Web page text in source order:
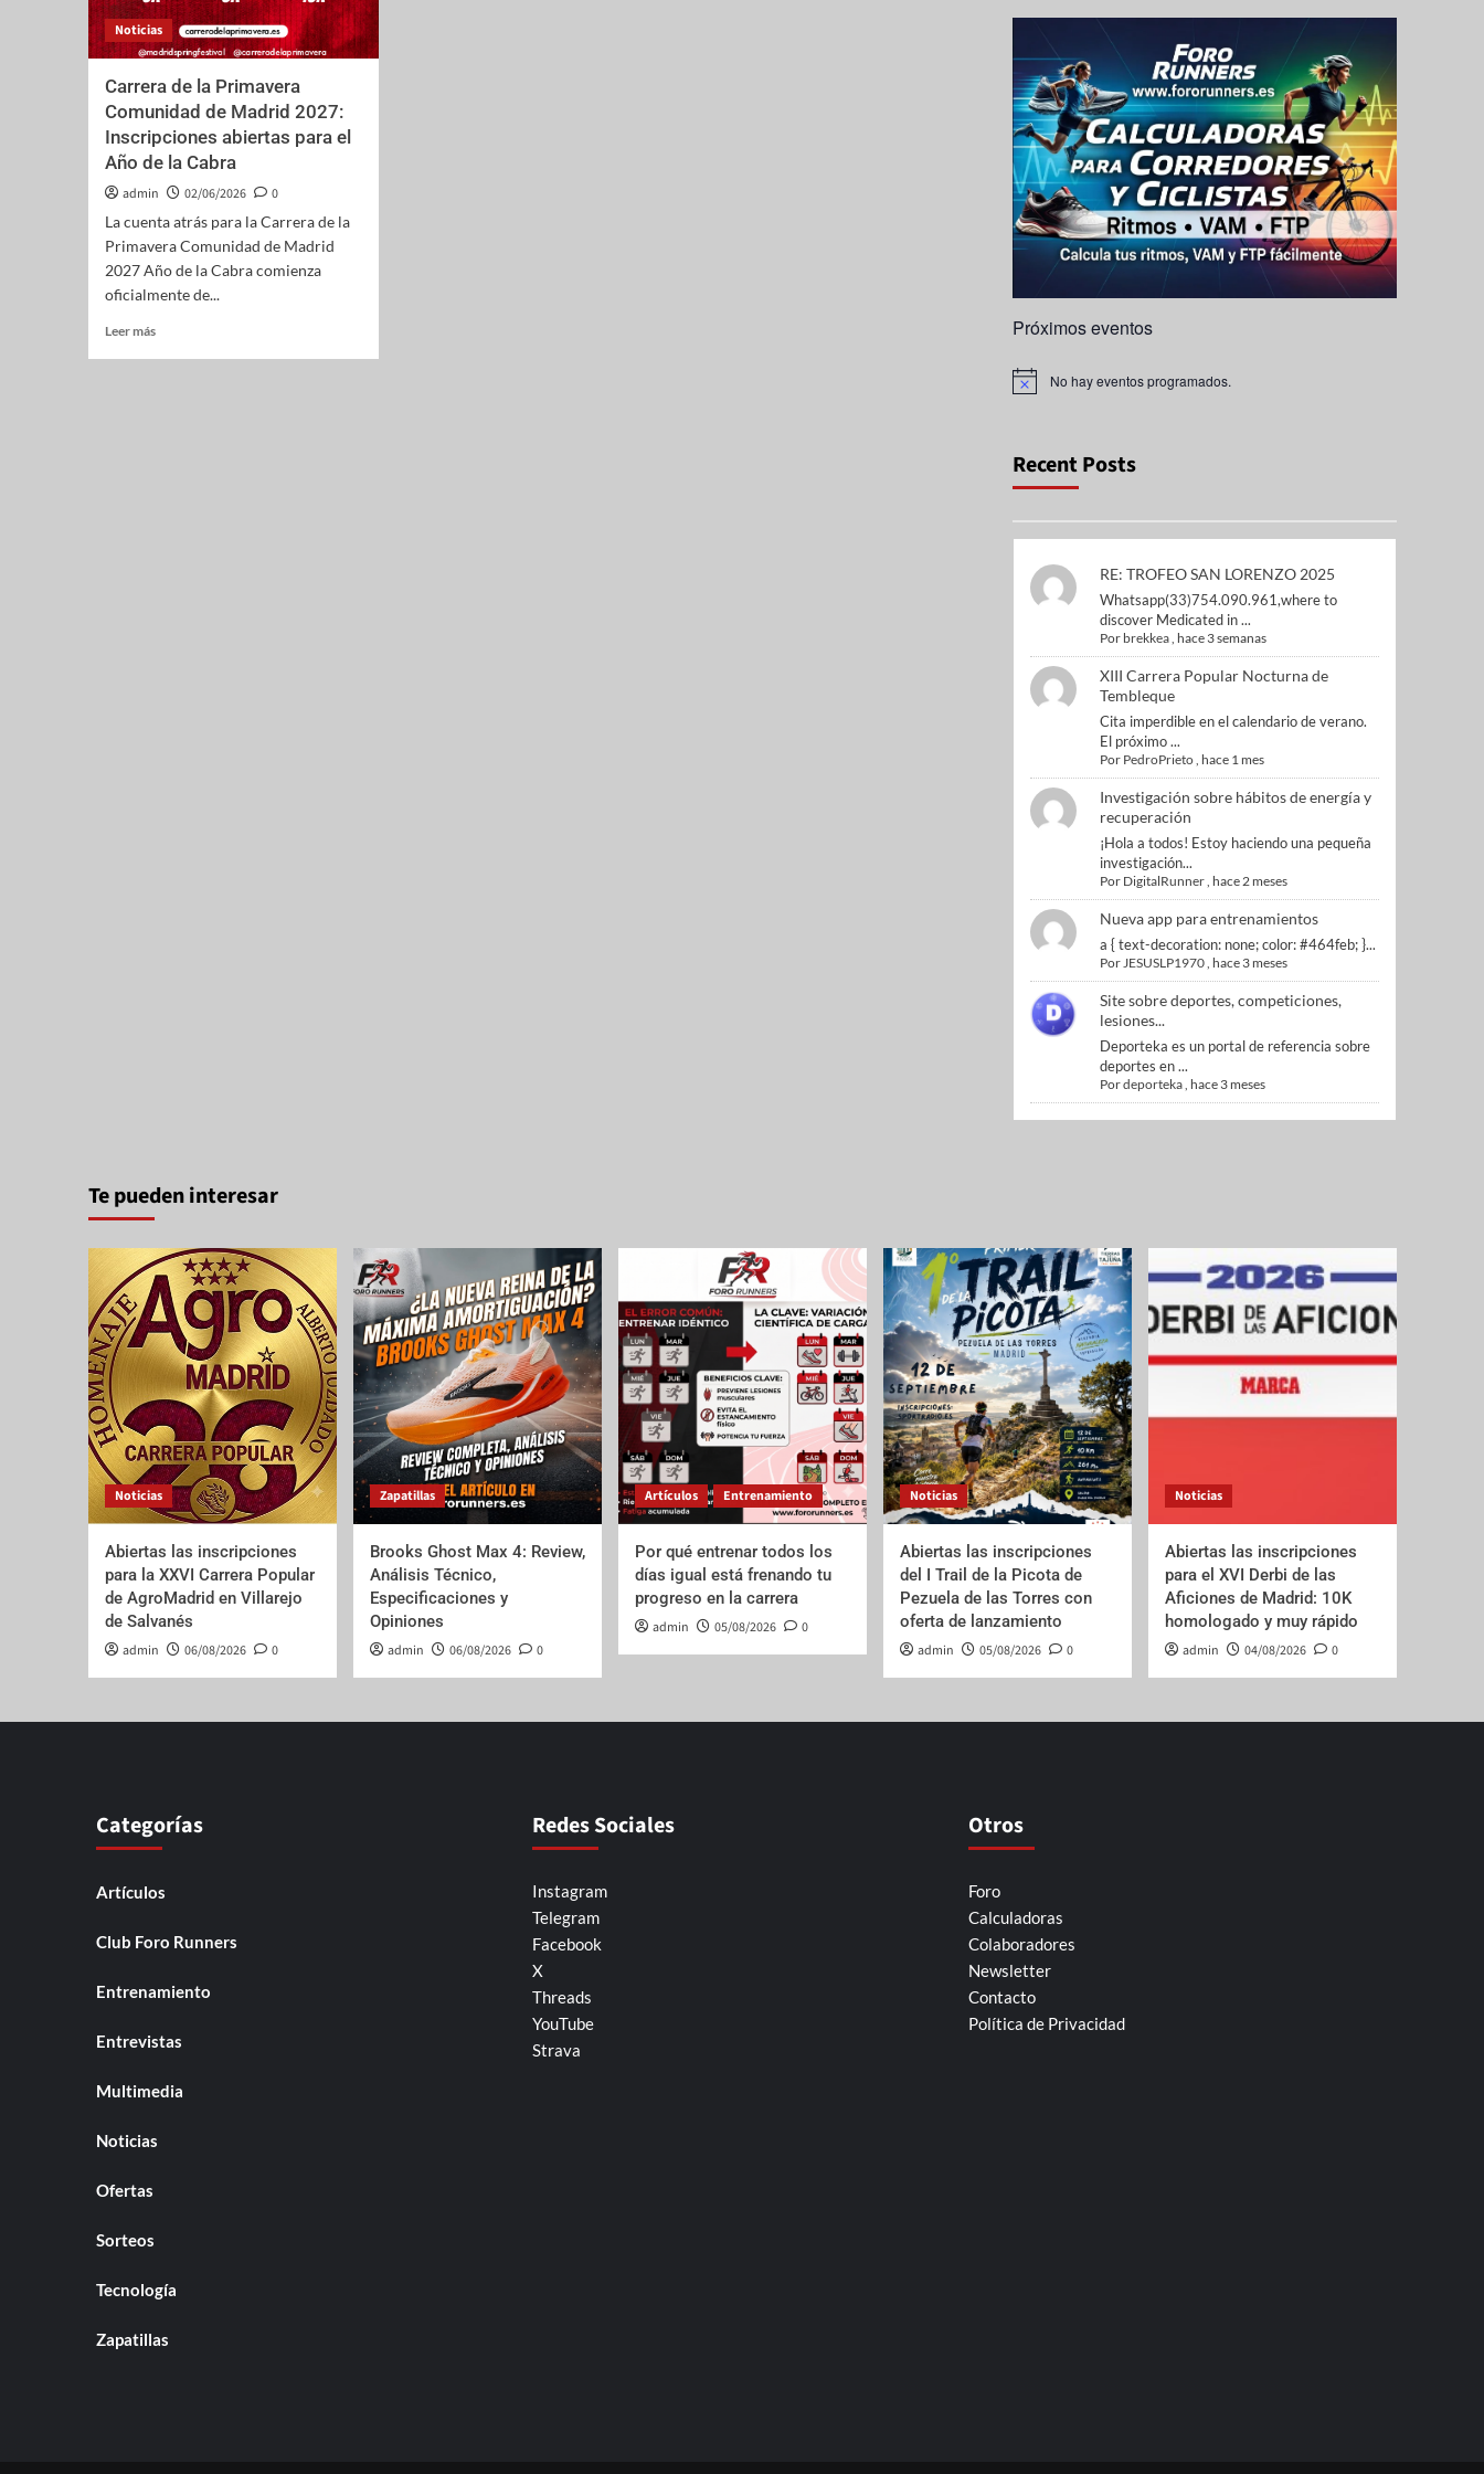
Noticias
Carrera de la Primavera
Comunidad de Madrid 2027:
Inscripciones abiertas para el
Año de la Cabra
admin 02/06/2026
0
La cuenta atrás para la Carrera de la
Primavera Comunidad de Madrid
2027 Año de la Cabra comienza
oficialmente de...
Leer más
k
a
ps
e
C
h
a
n
n
el
Próximos eventos
o
No hay eventos programados.
Recent Posts
RE: TROFEO SAN LORENZO 2025
Whatsapp(33)754.090.961,where to
discover Medicated in ...
Por brekkea, hace 3 semanas
XIII Carrera Popular Nocturna de
Tembleque
Cita imperdible en el calendario de verano.
El próximo ...
Por PedroPrieto, hace 1 mes
Investigación sobre hábitos de energía y
recuperación
¡Hola a todos! Estoy haciendo una pequeña
investigación...
Por DigitalRunner, hace 2 meses
Nueva app para entrenamientos
a { text-decoration: none; color: #464feb; }...
PorJESUSLP1970, hace 3 meses
Site sobre deportes, competiciones,
lesiones...
Deporteka es un portal de referencia sobre
deportes en ...
Pordeporteka, hace 3 meses
Te pueden interesar
Noticias
Abiertas las inscripciones
para la XXVI Carrera Popular
de AgroMadrid en Villarejo
de Salvanés
admin 06/08/2026 0
Zapatillas
Brooks Ghost Max 4: Review,
Análisis Técnico,
Especificaciones y
Opiniones
admin 06/08/2026 0
Artículos Entrenamiento
Por qué entrenar todos los
días igual está frenando tu
progreso en la carrera
admin 05/08/2026 0
Noticias
Abiertas las inscripciones
del I Trail de la Picota de
Pezuela de las Torres con
oferta de lanzamiento
admin 05/08/2026 0
Noticias
Abiertas las inscripciones
para el XVI Derbi de las
Aficiones de Madrid: 10K
homologado y muy rápido
admin 04/08/2026 0
Categorías
Artículos
Club Foro Runners
Entrenamiento
Entrevistas
Multimedia
Noticias
Ofertas
Sorteos
Tecnología
Zapatillas
Redes Sociales
Instagram
Telegram
Facebook
X
Threads
YouTube
Strava
Otros
Foro
Calculadoras
Colaboradores
Newsletter
Contacto
Política de Privacidad